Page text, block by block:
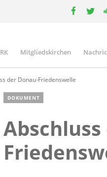
Mitgliedskirchen
der Donau-Friedenswelle
DOKUMENT